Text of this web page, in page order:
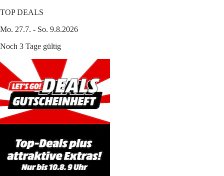
TOP DEALS
Mo. 27.7. - So. 9.8.2026
Noch 3 Tage gültig